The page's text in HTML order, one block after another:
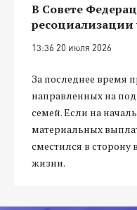
В Совете
ресоциализации
13:36 20 июля 2026
За последнее время
направленных на
семей. Если на
материальных
сместился в
жизни.